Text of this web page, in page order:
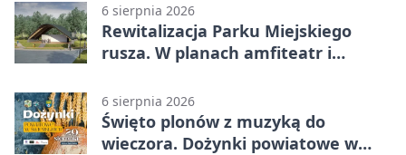
6 sierpnia 2026
Rewitalizacja Parku Miejskiego
rusza. W planach amfiteatr i
6 sierpnia 2026
Święto plonów z muzyką do
wieczora. Dożynki powiatowe w